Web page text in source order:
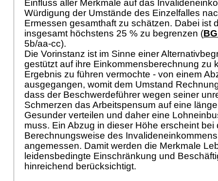
Einfluss aller Merkmale auf das
Würdigung der Umstände des Einzelfalles
Ermessen gesamthaft zu schätzen. Dabei ist
insgesamt höchstens 25 % zu begrenzen (
5b/aa-cc).
Die Vorinstanz ist im Sinne einer
gestützt auf ihre Einkommensberechnung zu
Ergebnis zu führen vermochte - von einem
ausgegangen, womit dem Umstand
dass der Beschwerdeführer wegen seiner
Schmerzen das Arbeitspensum auf eine
Gesunder verteilen und daher eine
muss. Ein Abzug in dieser Höhe erscheint bei
Berechnungsweise des
angemessen. Damit werden die Merkmale
leidensbedingte Einschränkung und
hinreichend berücksichtigt.